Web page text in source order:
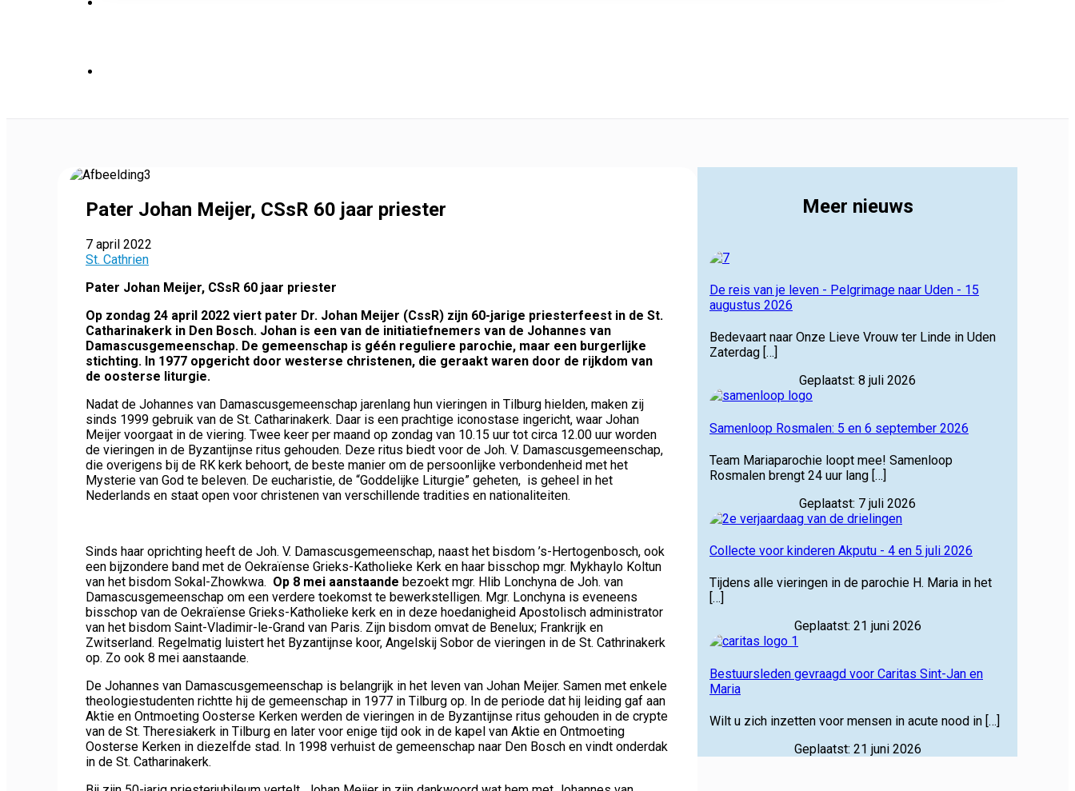
Pater Johan Meijer, CSsR 60 jaar priester
7 april 2022
St. Cathrien
Pater Johan Meijer, CSsR 60 jaar priester
Op zondag 24 april 2022 viert pater Dr. Johan Meijer (CssR) zijn 60-jarige priesterfeest in de St.
Catharinakerk in Den Bosch. Johan is een van de initiatiefnemers van de Johannes van
Damascusgemeenschap. De gemeenschap is géén reguliere parochie, maar een burgerlijke
stichting. In 1977 opgericht door westerse christenen, die geraakt waren door de rijkdom van
de oosterse liturgie.
Nadat de Johannes van Damascusgemeenschap jarenlang hun vieringen in Tilburg hielden, maken zij
sinds 1999 gebruik van de St. Catharinakerk. Daar is een prachtige iconostase ingericht, waar Johan
Meijer voorgaat in de viering. Twee keer per maand op zondag van 10.15 uur tot circa 12.00 uur worden
de vieringen in de Byzantijnse ritus gehouden. Deze ritus biedt voor de Joh. V. Damascusgemeenschap,
die overigens bij de RK kerk behoort, de beste manier om de persoonlijke verbondenheid met het
Mysterie van God te beleven. De eucharistie, de “Goddelijke Liturgie” geheten, is geheel in het
Nederlands en staat open voor christenen van verschillende tradities en nationaliteiten.
Sinds haar oprichting heeft de Joh. V. Damascusgemeenschap, naast het bisdom ’s-Hertogenbosch, ook
een bijzondere band met de Oekraïense Grieks-Katholieke Kerk en haar bisschop mgr. Mykhaylo Koltun
van het bisdom Sokal-Zhowkwa. Op 8 mei aanstaande bezoekt mgr. Hlib Lonchyna de Joh. van
Damascusgemeenschap om een verdere toekomst te bewerkstelligen. Mgr. Lonchyna is eveneens
bisschop van de Oekraïense Grieks-Katholieke kerk en in deze hoedanigheid Apostolisch administrator
van het bisdom Saint-Vladimir-le-Grand van Paris. Zijn bisdom omvat de Benelux; Frankrijk en
Zwitserland. Regelmatig luistert het Byzantijnse koor, Angelskij Sobor de vieringen in de St. Cathrinakerk
op. Zo ook 8 mei aanstaande.
De Johannes van Damascusgemeenschap is belangrijk in het leven van Johan Meijer. Samen met enkele
theologiestudenten richtte hij de gemeenschap in 1977 in Tilburg op. In de periode dat hij leiding gaf aan
Aktie en Ontmoeting Oosterse Kerken werden de vieringen in de Byzantijnse ritus gehouden in de crypte
van de St. Theresiakerk in Tilburg en later voor enige tijd ook in de kapel van Aktie en Ontmoeting
Oosterse Kerken in diezelfde stad. In 1998 verhuist de gemeenschap naar Den Bosch en vindt onderdak
in de St. Catharinakerk.
Meer nieuws
De reis van je leven - Pelgrimage naar Uden - 15
augustus 2026
Bedevaart naar Onze Lieve Vrouw ter Linde in Uden
Zaterdag […]
Geplaatst: 8 juli 2026
Samenloop Rosmalen: 5 en 6 september 2026
Team Mariaparochie loopt mee! Samenloop
Rosmalen brengt 24 uur lang […]
Geplaatst: 7 juli 2026
Collecte voor kinderen Akputu - 4 en 5 juli 2026
Tijdens alle vieringen in de parochie H. Maria in het
[…]
Geplaatst: 21 juni 2026
Bestuursleden gevraagd voor Caritas Sint-Jan en
Maria
Wilt u zich inzetten voor mensen in acute nood in […]
Geplaatst: 21 juni 2026